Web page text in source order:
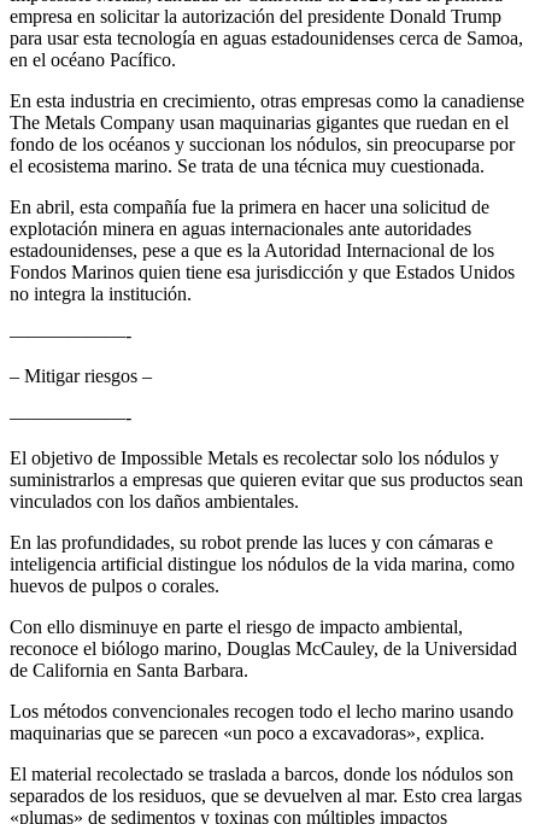
empresa en solicitar la autorización del presidente Donald Trump
para usar esta tecnología en aguas estadounidenses cerca de Samoa,
en el océano Pacífico.
En esta industria en crecimiento, otras empresas como la canadiense
The Metals Company usan maquinarias gigantes que ruedan en el
fondo de los océanos y succionan los nódulos, sin preocuparse por
el ecosistema marino. Se trata de una técnica muy cuestionada.
En abril, esta compañía fue la primera en hacer una solicitud de
explotación minera en aguas internacionales ante autoridades
estadounidenses, pese a que es la Autoridad Internacional de los
Fondos Marinos quien tiene esa jurisdicción y que Estados Unidos
no integra la institución.
——————-
– Mitigar riesgos –
——————-
El objetivo de Impossible Metals es recolectar solo los nódulos y
suministrarlos a empresas que quieren evitar que sus productos sean
vinculados con los daños ambientales.
En las profundidades, su robot prende las luces y con cámaras e
inteligencia artificial distingue los nódulos de la vida marina, como
huevos de pulpos o corales.
Con ello disminuye en parte el riesgo de impacto ambiental,
reconoce el biólogo marino, Douglas McCauley, de la Universidad
de California en Santa Barbara.
Los métodos convencionales recogen todo el lecho marino usando
maquinarias que se parecen «un poco a excavadoras», explica.
El material recolectado se traslada a barcos, donde los nódulos son
separados de los residuos, que se devuelven al mar. Esto crea largas
«plumas» de sedimentos y toxinas con múltiples impactos